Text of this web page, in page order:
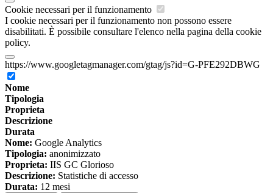
Cookie necessari per il funzionamento
I cookie necessari per il funzionamento non possono essere
disabilitati. È possibile consultare l'elenco nella pagina della cookie
policy.
https://www.googletagmanager.com/gtag/js?id=G-PFE292DBWG
Nome
Tipologia
Proprieta
Descrizione
Durata
Nome: Google Analytics
Tipologia: anonimizzato
Proprieta: IIS GC Glorioso
Descrizione: Statistiche di accesso
Durata: 12 mesi